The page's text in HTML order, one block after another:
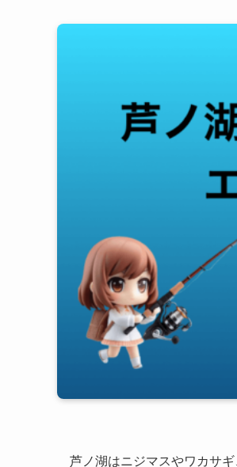
芦ノ湖はニジマスやワカサ